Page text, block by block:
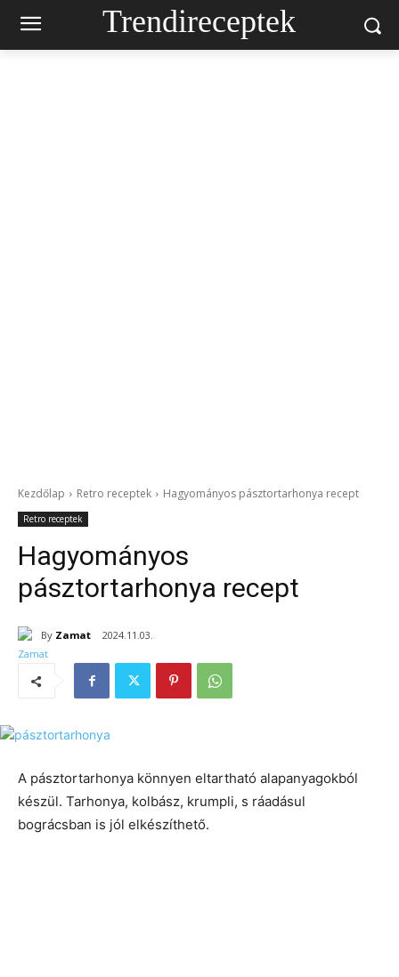
Trendireceptek
Kezdőlap Retro receptek Hagyományos pásztortarhonya recept
Retro receptek
Hagyományos
pásztortarhonya recept
By Zamat 2024.11.03.
A pásztortarhonya könnyen eltartható alapanyagokból
készül. Tarhonya, kolbász, krumpli, s ráadásul
bográcsban is jól elkészíthető.